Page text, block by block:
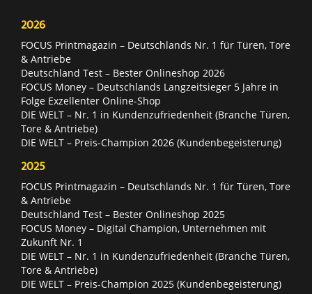
2026
FOCUS Printmagazin – Deutschlands Nr. 1 für Türen, Tore
& Antriebe
Deutschland Test – Bester Onlineshop 2026
FOCUS Money – Deutschlands Langzeitsieger 5 Jahre in
Folge Exzellenter Online-Shop
DIE WELT – Nr. 1 in Kundenzufriedenheit (Branche Türen,
Tore & Antriebe)
DIE WELT – Preis-Champion 2026 (Kundenbegeisterung)
2025
FOCUS Printmagazin – Deutschlands Nr. 1 für Türen, Tore
& Antriebe
Deutschland Test – Bester Onlineshop 2025
FOCUS Money – Digital Champion, Unternehmen mit
Zukunft Nr. 1
DIE WELT – Nr. 1 in Kundenzufriedenheit (Branche Türen,
Tore & Antriebe)
DIE WELT – Preis-Champion 2025 (Kundenbegeisterung)